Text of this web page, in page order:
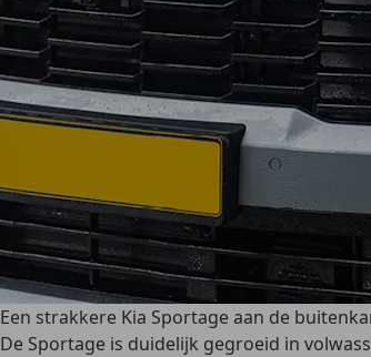
Een strakkere Kia Sportage aan de
De Sportage is duidelijk gegroeid in